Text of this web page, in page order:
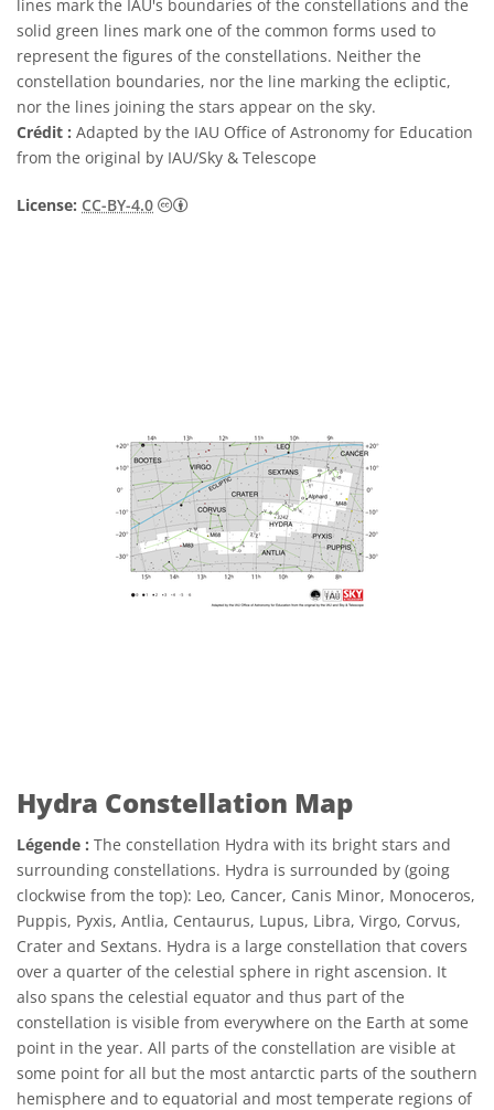
lines mark the IAU's boundaries of the constellations and the
solid green lines mark one of the common forms used to
represent the figures of the constellations. Neither the
constellation boundaries, nor the line marking the ecliptic,
nor the lines joining the stars appear on the sky.
Crédit : Adapted by the IAU Office of Astronomy for Education
from the original by IAU/Sky & Telescope
License: CC-BY-4.0 Creative Commons (CC) Attribution 4.0
Hydra Constellation Map
Légende : The constellation Hydra with its bright stars and
surrounding constellations. Hydra is surrounded by (going
clockwise from the top): Leo, Cancer, Canis Minor, Monoceros,
Puppis, Pyxis, Antlia, Centaurus, Lupus, Libra, Virgo, Corvus,
Crater and Sextans. Hydra is a large constellation that covers
over a quarter of the celestial sphere in right ascension. It
also spans the celestial equator and thus part of the
constellation is visible from everywhere on the Earth at some
point in the year. All parts of the constellation are visible at
some point for all but the most antarctic parts of the southern
hemisphere and to equatorial and most temperate regions of